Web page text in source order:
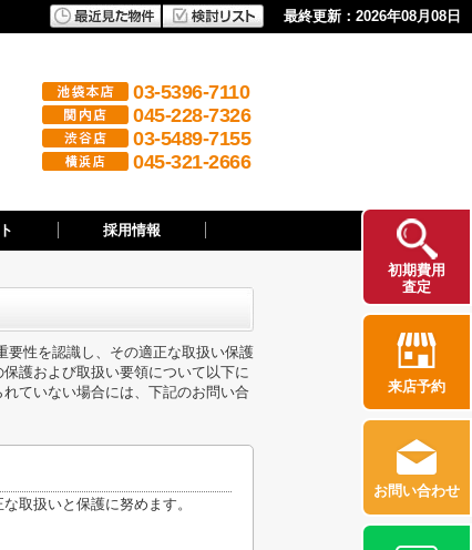
最終更新：2026年08月08日
03-5396-7110
045-228-7326
03-5489-7155
045-321-2666
採用情報
要性を認識し、その適正な取扱い保護
護および取扱い要領について以下に
ていない場合には、下記のお問い合
取扱いと保護に努めます。
初期費用
査定
来店予約
お問い合わせ